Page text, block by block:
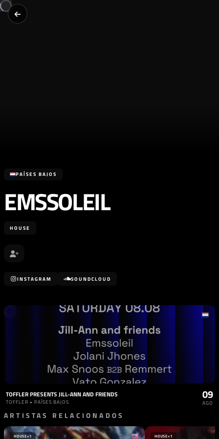
PAÍSES BAJOS
EMSSOLEIL
HOUSE
INSTAGRAM SOUNDCLOUD
TOFFLER PRESENTS JILL-ANN AND FRIENDS
TOFFLER • PAÍSES BAJOS
09
AGO
ARTISTAS RELACIONADOS
HOUSE+1 HOUSE+1